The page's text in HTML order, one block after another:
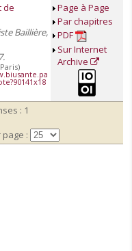
de
Baillière,
Page à Page
Par chapitres
PDF
Sur Internet
Archive
: 1
: